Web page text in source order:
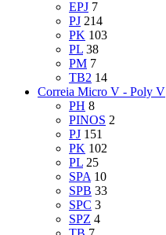
EPJ 7
PJ 214
PK 103
PL 38
PM 7
TB2 14
Correia Micro V - Poly V
PH 8
PINOS 2
PJ 151
PK 102
PL 25
SPA 10
SPB 33
SPC 3
SPZ 4